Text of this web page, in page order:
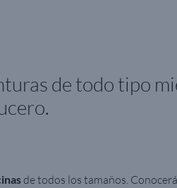
de todo tipo
de todos los tamaños.